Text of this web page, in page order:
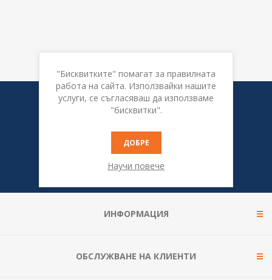
Бюлетин
ИНФОРМАЦИЯ
ОБСЛУЖВАНЕ НА КЛИЕНТИ
"Бисквитките" помагат за правилната
работа на сайта. Използвайки нашите
услуги, се съгласяваш да използваме
"бисквитки".
ДОБРЕ
Научи повече